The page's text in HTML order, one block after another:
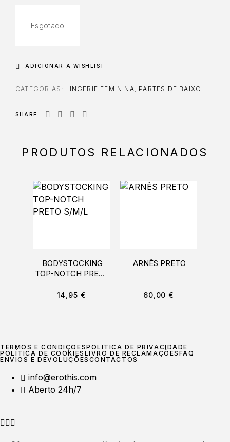
Esgotado
ADICIONAR À WISHLIST
CATEGORIAS: LINGERIE FEMININA PARTES DE BAIXO
SHARE
PRODUTOS RELACIONADOS
BODYSTOCKING
TOP-NOTCH PRETO
14,95 €
ARNÊS PRETO
60,00 €
TERMOS E CONDIÇÕESPOLÍTICA DE PRIVACIDADE
POLÍTICA DE COOKIES LIVRO DE RECLAMAÇÕES FAQ
ENVIOS E DEVOLUÇÕES CONTACTOS
info@erothis.com
Aberto 24h/7